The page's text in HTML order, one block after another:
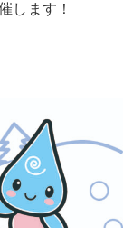
します！